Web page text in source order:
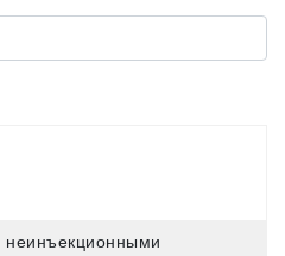
неинъекционными